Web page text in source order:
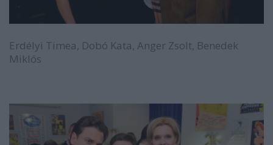
Erdélyi Timea, Dobó Kata, Anger Zsolt, Benedek
Miklós